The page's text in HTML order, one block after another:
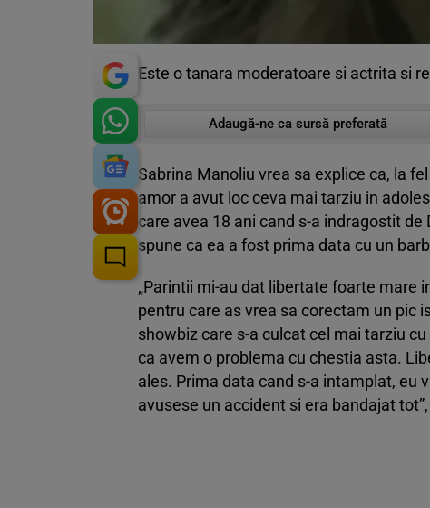
Este o tanara moderatoare si actrita si
Adaugă-ne ca sursă preferată
Sabrina Manoliu vrea sa explice ca, la
amor a avut loc ceva mai tarziu in
care avea 18 ani cand s-a indragostit
spune ca ea a fost prima data cu un
„Parintii mi-au dat libertate foarte mare
pentru care as vrea sa corectam un pic
showbiz care s-a culcat cel mai tarziu
ca avem o problema cu chestia asta.
ales. Prima data cand s-a intamplat, eu
avusese un accident si era bandajat